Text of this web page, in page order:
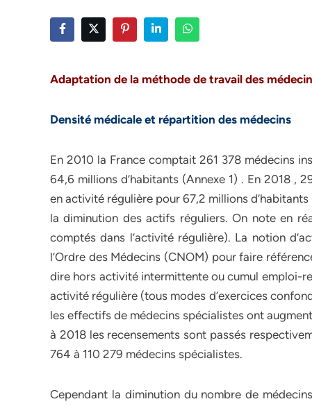
Adaptation de la méthode de travail des
Densité médicale et répartition des médecins
En 2010 la France comptait 261 378 médecins
64,6 millions d’habitants (Annexe 1) . En 2018 ,
en activité régulière pour 67,2 millions
la diminution des actifs réguliers. On note en
comptés dans l’activité régulière). La notion
l’Ordre des Médecins (CNOM) pour faire
dire hors activité intermittente ou cumul emploi-
activité régulière (tous modes d’exercices
les effectifs de médecins spécialistes ont
à 2018 les recensements sont passés
764 à 110 279 médecins spécialistes.
Cependant la diminution du nombre de